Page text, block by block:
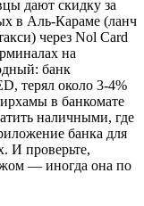
дают скидку за
в Аль-Караме (ланч
через Nol Card
на
банк
терял около 3-4%
в банкомате
наличными, где
банка для
И проверьте,
— иногда она по